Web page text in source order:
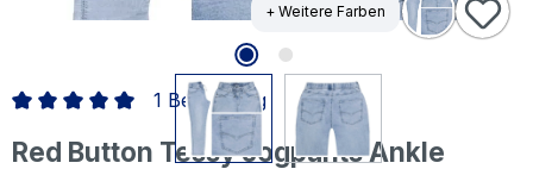
+ Weitere Farben
Red Button Tessy Jogpants Ankle
Durchschnittliche Bewertung von 5 von 5 Sternen
1 Bewertung